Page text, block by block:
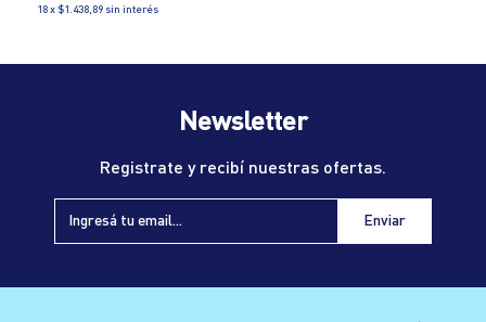
18 x $1.438,89 sin interés
Newsletter
Registrate y recibí nuestras ofertas.